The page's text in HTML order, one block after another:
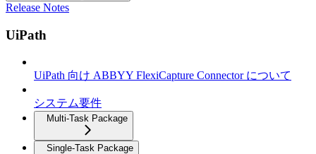
Release Notes
UiPath
UiPath 向け ABBYY FlexiCapture Connector について
システム要件
Multi-Task Package
Single-Task Package